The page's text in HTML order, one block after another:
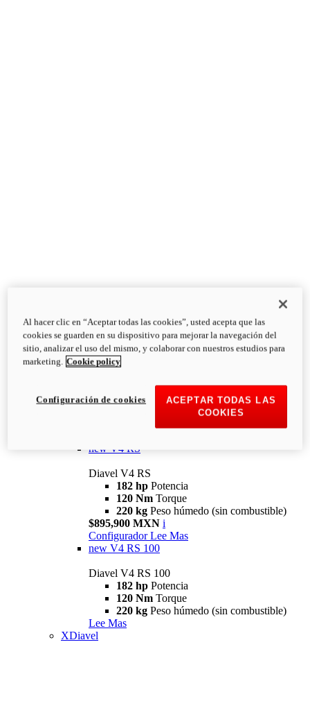
Diavel
V4
Diavel V4
126 NmTorque
223 kg
PESO HÚMEDO SIN
new V4 RS
Diavel V4 RS
182 hp Potencia
120 Nm Torque
220 kg Peso húmedo (sin combustible)
$895,900 MXN i
Configurador Lee Mas
new V4 RS 100
Diavel V4 RS 100
182 hp Potencia
120 Nm Torque
220 kg Peso húmedo (sin combustible)
Lee Mas
XDiavel
Al hacer clic en “Aceptar todas las cookies”, usted acepta que las
cookies se guarden en su dispositivo para mejorar la navegación del
sitio, analizar el uso del mismo, y colaborar con nuestros estudios para
marketing. Cookie policy
ACEPTAR TODAS LAS
COOKIES
Configuración de cookies